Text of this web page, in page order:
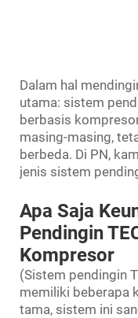
Dalam hal
utama: sistem
berbasis
masing-masing,
berbeda. Di PN,
jenis sistem
Apa Saja
Pendingin
Kompresor
(Sistem pendingin
memiliki beberapa
tama, sistem ini